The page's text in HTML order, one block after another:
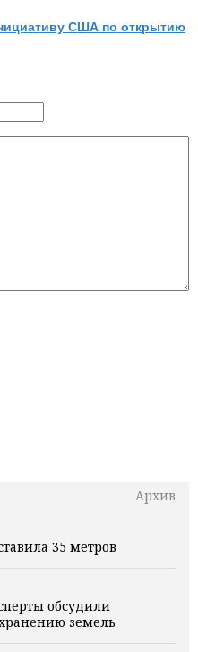
Архив
35 метров
обсудили
земель
США по открытию